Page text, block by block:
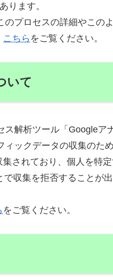
ります。
のプロセスの詳細やこの
こちら をご覧ください。
いて
解析ツール「Googleア
ックデータの収集のた
されており、個人を特定
収集を拒否することが
をご覧ください。